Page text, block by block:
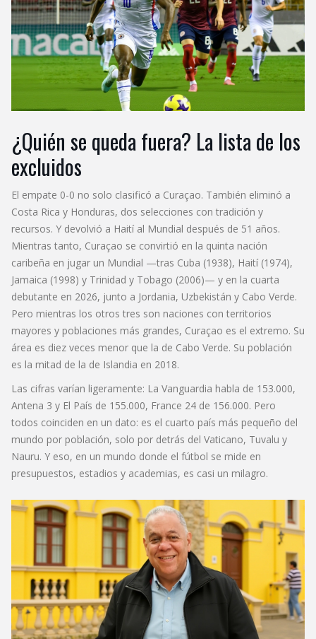
¿Quién se queda fuera? La lista de los
excluidos
El empate 0-0 no solo clasificó a Curaçao. También eliminó a
Costa Rica y Honduras, dos selecciones con tradición y
recursos. Y devolvió a Haití al Mundial después de 51 años.
Mientras tanto, Curaçao se convirtió en la quinta nación
caribeña en jugar un Mundial —tras Cuba (1938), Haití (1974),
Jamaica (1998) y Trinidad y Tobago (2006)— y en la cuarta
debutante en 2026, junto a Jordania, Uzbekistán y Cabo Verde.
Pero mientras los otros tres son naciones con territorios
mayores y poblaciones más grandes, Curaçao es el extremo. Su
área es diez veces menor que la de Cabo Verde. Su población
es la mitad de la de Islandia en 2018.
Las cifras varían ligeramente: La Vanguardia habla de 153.000,
Antena 3 y El País de 155.000, France 24 de 156.000. Pero
todos coinciden en un dato: es el cuarto país más pequeño del
mundo por población, solo por detrás del Vaticano, Tuvalu y
Nauru. Y eso, en un mundo donde el fútbol se mide en
presupuestos, estadios y academias, es casi un milagro.